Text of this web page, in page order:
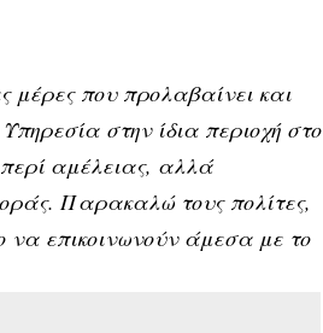
μέρες που προλαβαίνει και
στην ίδια περιοχή στο
αμέλειας, αλλά
Παρακαλώ τους πολίτες,
επικοινωνούν άμεσα με το